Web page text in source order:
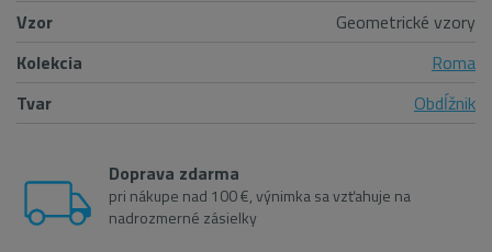
Vzor
Geometrické vzory
Kolekcia
Roma
Tvar
Obdĺžnik
Doprava zdarma
pri nákupe nad 100 €, výnimka sa vzťahuje na
nadrozmerné zásielky